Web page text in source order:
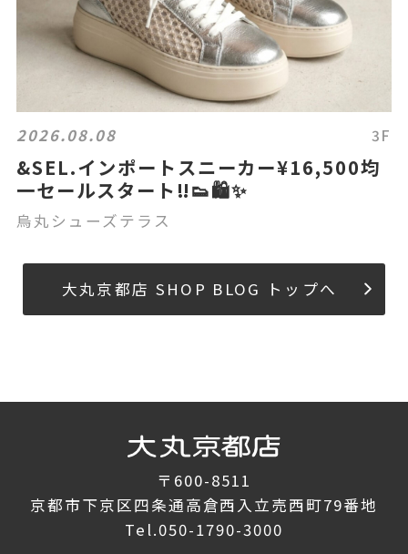
2026.08.08 3F
&SEL.インポートスニーカー¥16,500均
一セールスタート‼️👟🛍️✨
烏丸シューズテラス
大丸京都店 SHOP BLOG トップへ
〒600-8511
京都市下京区四条通高倉西入立売西町79番地
Tel.050-1790-3000